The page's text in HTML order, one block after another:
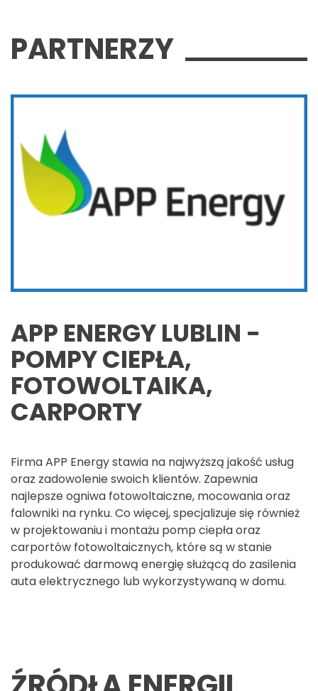
PARTNERZY
APP ENERGY LUBLIN -
POMPY CIEPŁA,
FOTOWOLTAIKA,
CARPORTY
Firma APP Energy stawia na najwyższą jakość usług
oraz zadowolenie swoich klientów. Zapewnia
najlepsze ogniwa fotowoltaiczne, mocowania oraz
falowniki na rynku. Co więcej, specjalizuje się również
w projektowaniu i montażu pomp ciepła oraz
carportów fotowoltaicznych, które są w stanie
produkować darmową energię służącą do zasilenia
auta elektrycznego lub wykorzystywaną w domu.